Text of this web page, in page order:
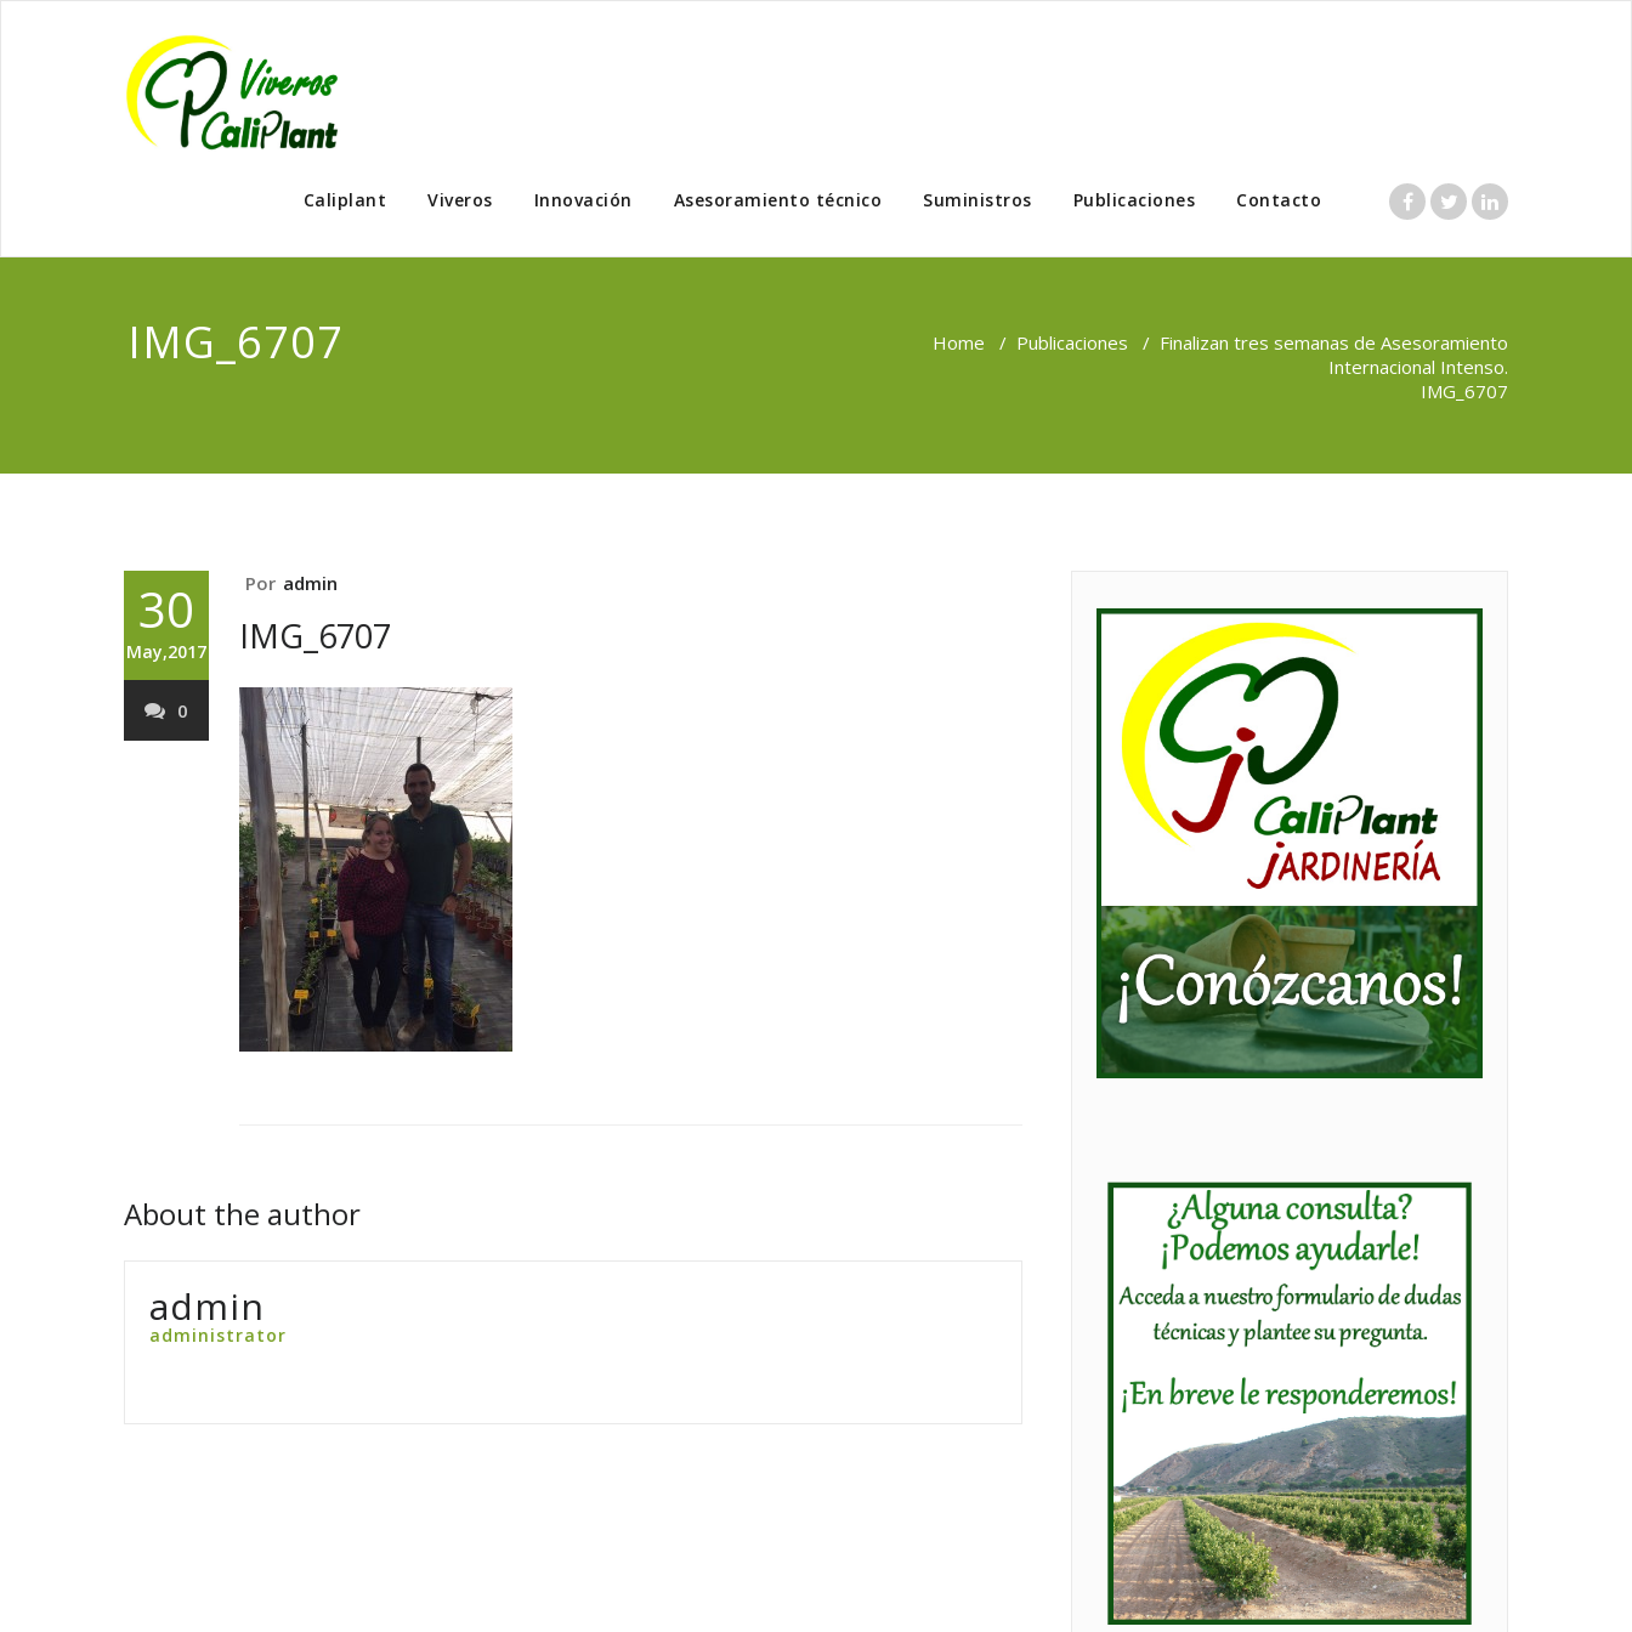
Caliplant Viveros Innovación Asesoramiento técnico Suministros Publicaciones Contacto
IMG_6707 Home / Publicaciones / Finalizan tres semanas de Asesoramiento
Internacional Intenso.
IMG_6707
30
May,2017
0
Por admin
IMG_6707
About the author
admin
administrator